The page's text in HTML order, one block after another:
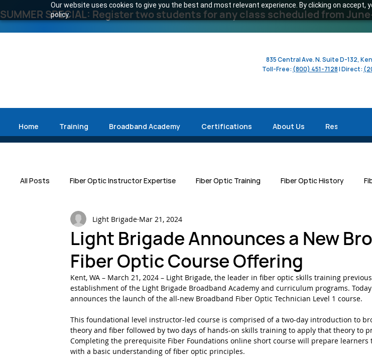
Our website uses cookies to give you the best and most relevant experience. By clicking on accept,
policy.
SUMMER SPECIAL: Register two students for any class scheduled from
835 Central Ave. N. Suite D-132,
Toll-Free: (800) 451-7128| Direct:
Home Training Broadband Academy Certifications About Us Resources
All Posts Fiber Optic Instructor Expertise Fiber Optic Training Fiber Optic History
Press Release Emergency Restoration
Testing & Inspection Harsh Environments Fiber Optics 1-2-3 Splicing Skills
Light Brigade Announces a New
Fiber Optic Course Offering
Light Brigade Mar 21, 2024
Kent, WA – March 21, 2024 – Light Brigade, the leader in fiber optic skills training
establishment of the Light Brigade Broadband Academy and curriculum programs.
announces the launch of the all-new Broadband Fiber Optic Technician Level 1 course.
This foundational level instructor-led course is comprised of a two-day introduction to
theory and fiber followed by two days of hands-on skills training to apply that theory to
Completing the prerequisite Fiber Foundations online short course will prepare learners
with a basic understanding of fiber optic principles.